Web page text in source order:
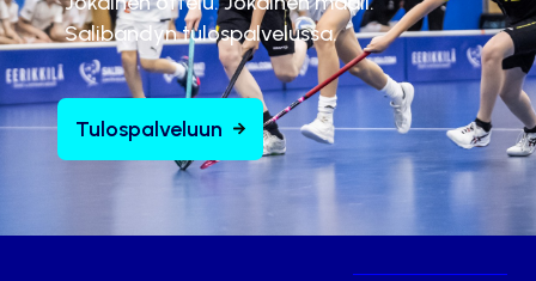
Salibandyn tulospalvelussa.
Tulospalveluun